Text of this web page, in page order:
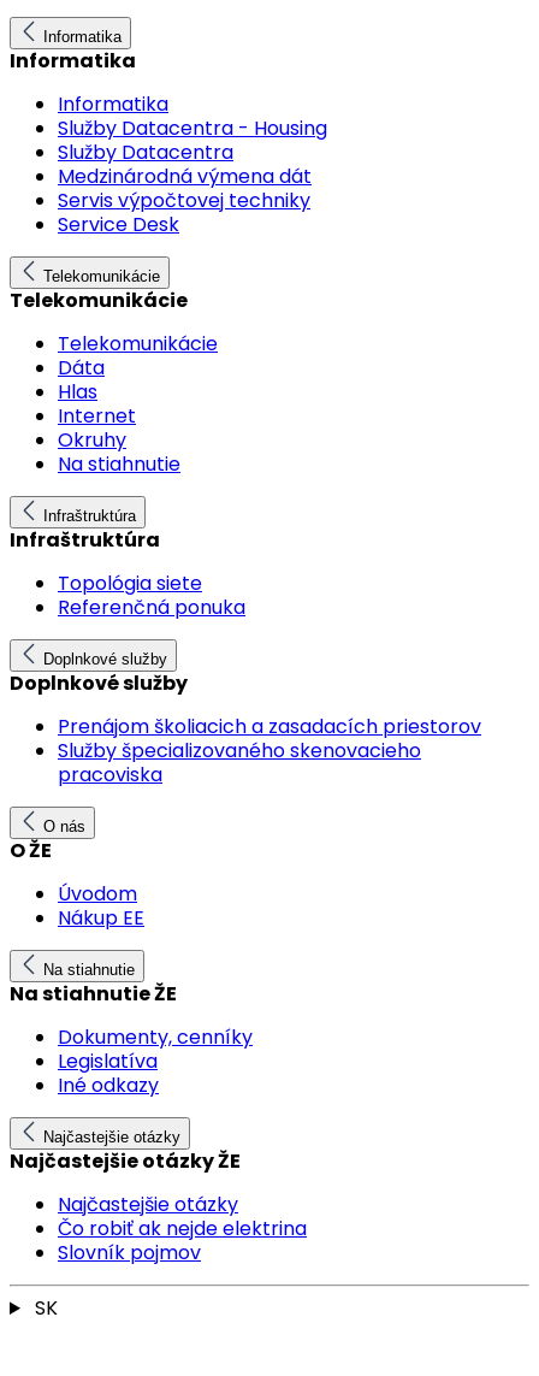
Informatika
Informatika
Informatika
Služby Datacentra - Housing
Služby Datacentra
Medzinárodná výmena dát
Servis výpočtovej techniky
Service Desk
Telekomunikácie
Telekomunikácie
Telekomunikácie
Dáta
Hlas
Internet
Okruhy
Na stiahnutie
Infraštruktúra
Infraštruktúra
Topológia siete
Referenčná ponuka
Doplnkové služby
Doplnkové služby
Prenájom školiacich a zasadacích priestorov
Služby špecializovaného skenovacieho
pracoviska
O nás
O ŽE
Úvodom
Nákup EE
Na stiahnutie
Na stiahnutie ŽE
Dokumenty, cenníky
Legislatíva
Iné odkazy
Najčastejšie otázky
Najčastejšie otázky ŽE
Najčastejšie otázky
Čo robiť ak nejde elektrina
Slovník pojmov
SK